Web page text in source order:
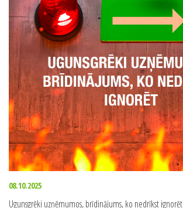
08.10.2025
Ugunsgrēki uzņēmumos, brīdinājums, ko nedrīkst ignorēt